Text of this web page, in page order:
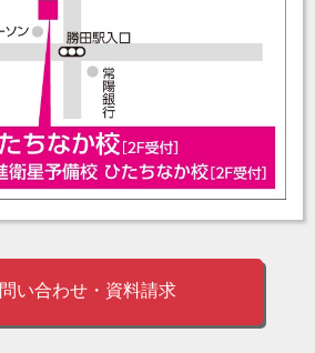
問い合わせ・資料請求